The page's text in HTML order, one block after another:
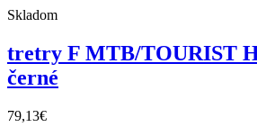
Skladom
tretry F MTB/TOURIST
černé
79,13€